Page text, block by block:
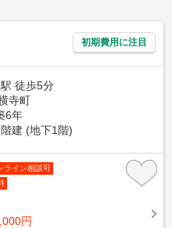
初期費用に注目
徒歩5分
寺町
6年
建 (地下1階)
ライン相談可
円